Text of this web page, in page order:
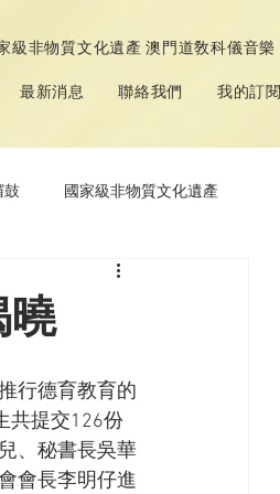
級非物質文化遺產 澳門道敎科儀音樂
最新消息 聯絡我們 我的訂閱
鼓 國家級非物質文化遺產
曉
行德育教育的
共提交126份
、秘書長吳華
會長李明仔進